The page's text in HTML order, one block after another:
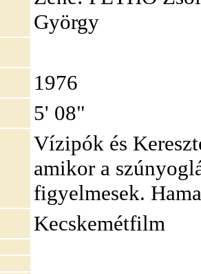
György
1976
5' 08"
Vízipók és
amikor a
figyelmesek.
Kecskemétfilm